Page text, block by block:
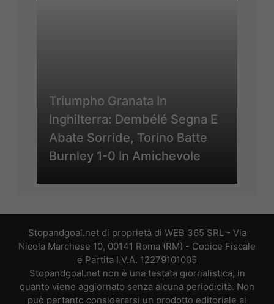
Triumpho Granata In
Inghilterra: Dembélé Segna E
Abate Sorride, Torino Batte
Burnley 1-0 In Amichevole
Stopandgoal.net di proprietà di WEB 365 SRL - Via
Nicola Marchese 10, 00141 Roma (RM) - Codice Fiscale
e Partita I.V.A. 12279101005
Stopandgoal.net non è una testata giornalistica, in
quanto viene aggiornato senza alcuna periodicità. Non
può pertanto considerarsi un prodotto editoriale ai